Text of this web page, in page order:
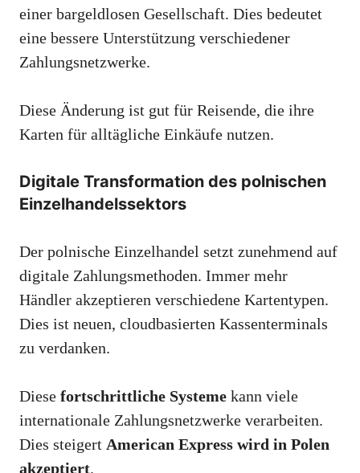
einer bargeldlosen Gesellschaft. Dies bedeutet
eine bessere Unterstützung verschiedener
Zahlungsnetzwerke.
Diese Änderung ist gut für Reisende, die ihre
Karten für alltägliche Einkäufe nutzen.
Digitale Transformation des polnischen
Einzelhandelssektors
Der polnische Einzelhandel setzt zunehmend auf
digitale Zahlungsmethoden. Immer mehr
Händler akzeptieren verschiedene Kartentypen.
Dies ist neuen, cloudbasierten Kassenterminals
zu verdanken.
Diese fortschrittliche Systeme kann viele
internationale Zahlungsnetzwerke verarbeiten.
Dies steigert American Express wird in Polen
akzeptiert.